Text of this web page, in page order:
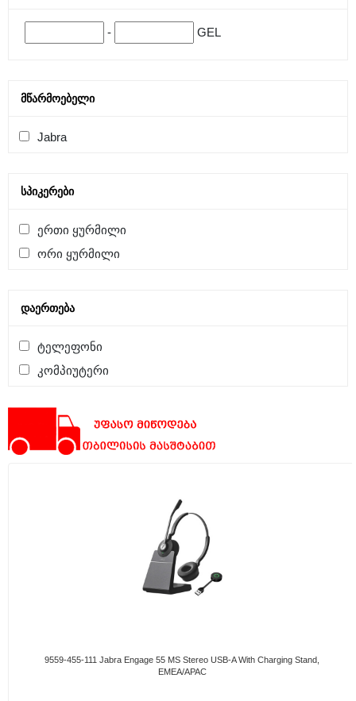
- GEL
ᲛᲬᲐᲠᲛᲝᲔᲑᲔᲚᲘ
Jabra
ᲡᲞᲘᲙᲔᲠᲔᲑᲘ
ერთი ყურმილი
ორი ყურმილი
ᲓᲐᲔᲠᲗᲔᲑᲐ
ტელეფონი
კომპიუტერი
9559-455-111 Jabra Engage 55 MS Stereo USB-A With Charging Stand,
EMEA/APAC